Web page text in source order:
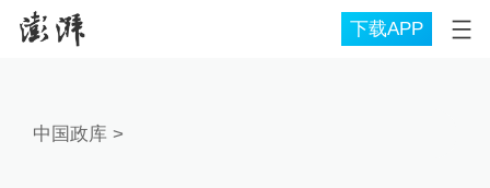
下载APP
中国政库 >